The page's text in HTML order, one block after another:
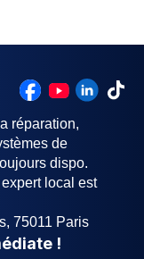
réparation,
de
dispo.
local est
75011 Paris
!